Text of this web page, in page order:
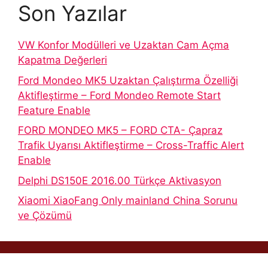
Son Yazılar
VW Konfor Modülleri ve Uzaktan Cam Açma
Kapatma Değerleri
Ford Mondeo MK5 Uzaktan Çalıştırma Özelliği
Aktifleştirme – Ford Mondeo Remote Start
Feature Enable
FORD MONDEO MK5 – FORD CTA- Çapraz
Trafik Uyarısı Aktifleştirme – Cross-Traffic Alert
Enable
Delphi DS150E 2016.00 Türkçe Aktivasyon
Xiaomi XiaoFang Only mainland China Sorunu
ve Çözümü